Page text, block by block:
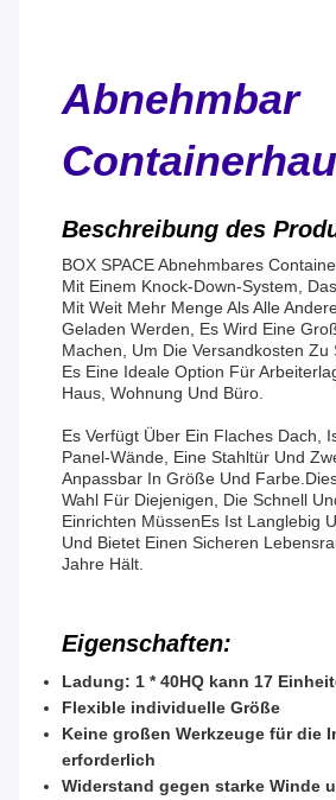
Abnehmbar
Beschreibung des
BOX SPACE Abnehmbares
Mit Einem Knock-Down-System,
Mit Weit Mehr Menge Als Alle
Geladen Werden, Es Wird Eine
Machen, Um Die Versandkosten Zu
Es Eine Ideale Option Für
Haus, Wohnung Und Büro.
Es Verfügt Über Ein Flaches Dach,
Panel-Wände, Eine Stahltür Und
Anpassbar In Größe Und
Wahl Für Diejenigen, Die Schnell
Einrichten MüssenEs Ist Langlebig
Und Bietet Einen Sicheren
Jahre Hält.
Eigenschaften:
Ladung: 1 * 40HQ kann 17
Flexible individuelle Größe
Keine großen Werkzeuge für die
erforderlich
Widerstand gegen starke Winde